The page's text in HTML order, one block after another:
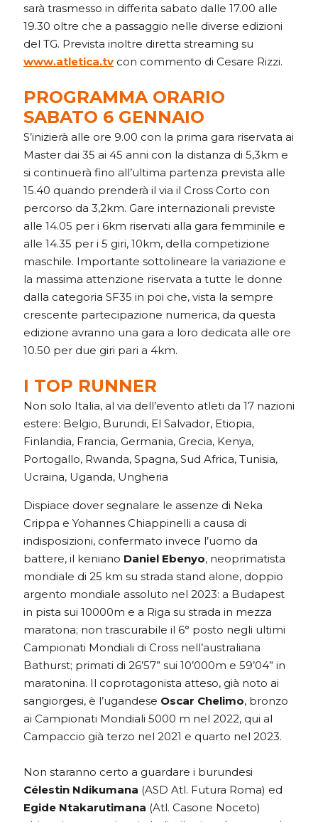
sarà trasmesso in differita sabato dalle 17.00 alle
19.30 oltre che a passaggio nelle diverse edizioni
del TG. Prevista inoltre diretta streaming su
www.atletica.tv con commento di Cesare Rizzi.
PROGRAMMA ORARIO
SABATO 6 GENNAIO
S’inizierà alle ore 9.00 con la prima gara riservata ai
Master dai 35 ai 45 anni con la distanza di 5,3km e
si continuerà fino all’ultima partenza prevista alle
15.40 quando prenderà il via il Cross Corto con
percorso da 3,2km. Gare internazionali previste
alle 14.05 per i 6km riservati alla gara femminile e
alle 14.35 per i 5 giri, 10km, della competizione
maschile. Importante sottolineare la variazione e
la massima attenzione riservata a tutte le donne
dalla categoria SF35 in poi che, vista la sempre
crescente partecipazione numerica, da questa
edizione avranno una gara a loro dedicata alle ore
10.50 per due giri pari a 4km.
I TOP RUNNER
Non solo Italia, al via dell’evento atleti da 17 nazioni
estere: Belgio, Burundi, El Salvador, Etiopia,
Finlandia, Francia, Germania, Grecia, Kenya,
Portogallo, Rwanda, Spagna, Sud Africa, Tunisia,
Ucraina, Uganda, Ungheria
Dispiace dover segnalare le assenze di Neka
Crippa e Yohannes Chiappinelli a causa di
indisposizioni, confermato invece l’uomo da
battere, il keniano Daniel Ebenyo, neoprimatista
mondiale di 25 km su strada stand alone, doppio
argento mondiale assoluto nel 2023: a Budapest
in pista sui 10000m e a Riga su strada in mezza
maratona; non trascurabile il 6° posto negli ultimi
Campionati Mondiali di Cross nell’australiana
Bathurst; primati di 26’57” sui 10’000m e 59’04” in
maratonina. Il coprotagonista atteso, già noto ai
sangiorgesi, è l’ugandese Oscar Chelimo, bronzo
ai Campionati Mondiali 5000 m nel 2022, qui al
Campaccio già terzo nel 2021 e quarto nel 2023.
Non staranno certo a guardare i burundesi
Célestin Ndikumana (ASD Atl. Futura Roma) ed
Egide Ntakarutimana (Atl. Casone Noceto)